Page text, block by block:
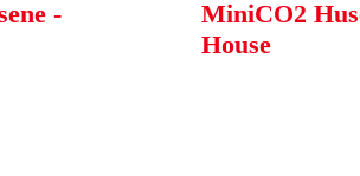
-
MiniCO2
House